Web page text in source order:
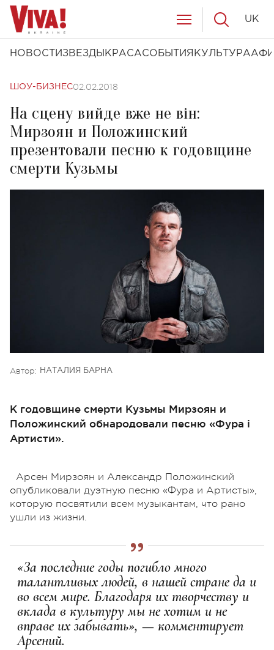
НОВОСТИ ЗВЕЗДЫ КРАСАСОБЫТИЯ КУЛЬТУРА
UK
ШОУ-БИЗНЕС02.02.2018
На сцену вийде вже не він:
Мирзоян и Положинский
презентовали песню к годовщине
смерти Кузьмы
Автор: НАТАЛИЯ БАРНА
К годовщине смерти Кузьмы Мирзоян и
Положинский обнародовали песню «Фура і
Артисти».
Арсен Мирзоян и Александр Положинский
опубликовали дуэтную песню «Фура и Артисты»,
которую посвятили всем музыкантам, что рано
ушли из жизни.
«За последние годы погибло много
талантливых людей, в нашей стране да и
во всем мире. Благодаря их творчеству и
вклада в культуру мы не хотим и не
вправе их забывать», — комментирует
Арсений.